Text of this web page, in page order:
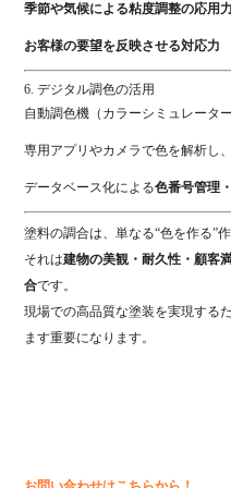
季節や気候による粘度調整の応用 力
お客様の要望を反映させる対応力
6.デジタル調色の活用
自動調色機（ カラーシミュレータ
専用 アプリやカメラで色を解析し
データベース化による色番号管理
塗料の調合は、単なる“色を作る”
それは建物の美観・耐久性・顧客
合です。
現場での高品質な塗装を実現する
ます重要になり ます。